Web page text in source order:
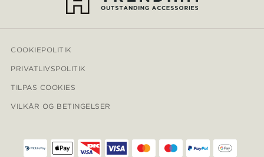
COOKIEPOLITIK
PRIVATLIVSPOLITIK
TILPAS COOKIES
VILKÅR OG BETINGELSER